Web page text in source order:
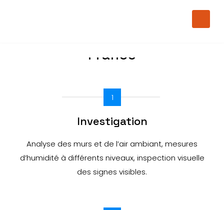
France
solution discrète et efficace
1
Investigation
Analyse des murs et de l’air ambiant, mesures
d’humidité à différents niveaux, inspection visuelle
des signes visibles.